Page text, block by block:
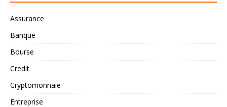
Assurance
Banque
Bourse
Credit
Cryptomonnaie
Entreprise